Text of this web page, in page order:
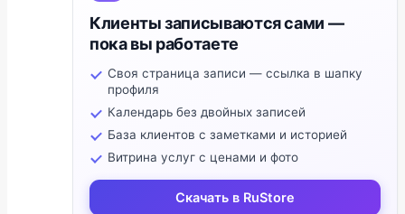
Клиенты записываются сами —
пока вы работаете
Своя страница записи — ссылка в шапку
профиля
Календарь без двойных записей
База клиентов с заметками и историей
Витрина услуг с ценами и фото
Скачать в RuStore